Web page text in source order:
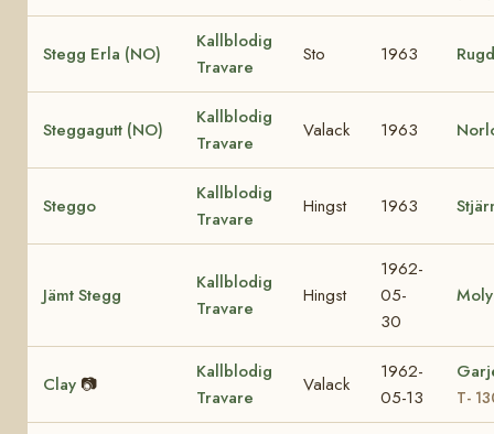
Stegg Erla (NO)
Kallblodig
Travare
Sto 1963
Steggagutt (NO)
Kallblodig
Travare
Valack 1963
Steggo
Kallblodig
Travare
Hingst 1963
Jämt Stegg
Kallblodig
Travare
Hingst
1962-
05-
30
Clay 📷
Kallblodig
Travare
Valack
1962-
05-13
T-